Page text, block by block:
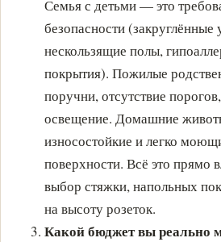
Семья с детьми — это
безопасности (закруглённые
нескользящие полы,
покрытия). Пожилые
поручни, отсутствие
освещение. Домашние
износостойкие и легко
поверхности. Всё это прямо
выбор стяжки, напольных
на высоту розеток.
Какой бюджет вы реально